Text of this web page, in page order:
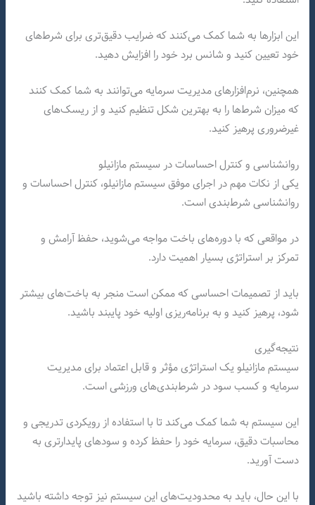
این ابزارها به شما کمک می‌کنند که ضرایب دقیق‌تری برای شرط‌های
خود تعیین کنید و شانس برد خود را افزایش دهید.
همچنین، نرم‌افزارهای مدیریت سرمایه می‌توانند به شما کمک کنند
که میزان شرط‌ها را به بهترین شکل تنظیم کنید و از ریسک‌های
غیرضروری پرهیز کنید.
روانشناسی و کنترل احساسات در سیستم مازانیلو
یکی از نکات مهم در اجرای موفق سیستم مازانیلو، کنترل احساسات و
روانشناسی شرط‌بندی است.
در مواقعی که با دوره‌های باخت مواجه می‌شوید، حفظ آرامش و
تمرکز بر استراتژی بسیار اهمیت دارد.
باید از تصمیمات احساسی که ممکن است منجر به باخت‌های بیشتر
شود، پرهیز کنید و به برنامه‌ریزی اولیه خود پایبند باشید.
نتیجه‌گیری
سیستم مازانیلو یک استراتژی مؤثر و قابل اعتماد برای مدیریت
سرمایه و کسب سود در شرط‌بندی‌های ورزشی است.
این سیستم به شما کمک می‌کند تا با استفاده از رویکردی تدریجی و
محاسبات دقیق، سرمایه خود را حفظ کرده و سودهای پایدارتری به
دست آورید.
با این حال، باید به محدودیت‌های این سیستم نیز توجه داشته باشید